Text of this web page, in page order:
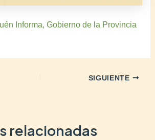
Informa, Gobierno de la Provincia
SIGUIENTE
relacionadas